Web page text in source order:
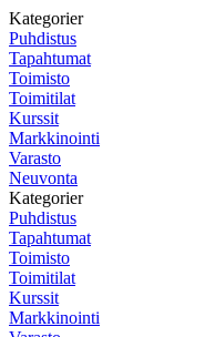
Kategorier
Puhdistus
Tapahtumat
Toimisto
Toimitilat
Kurssit
Markkinointi
Varasto
Neuvonta
Kategorier
Puhdistus
Tapahtumat
Toimisto
Toimitilat
Kurssit
Markkinointi